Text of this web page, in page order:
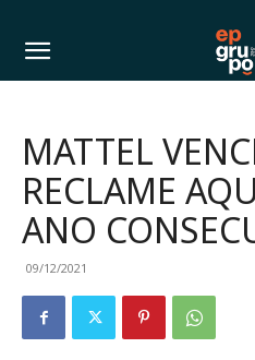
MATTEL
RECLAME
ANO
09/12/2021